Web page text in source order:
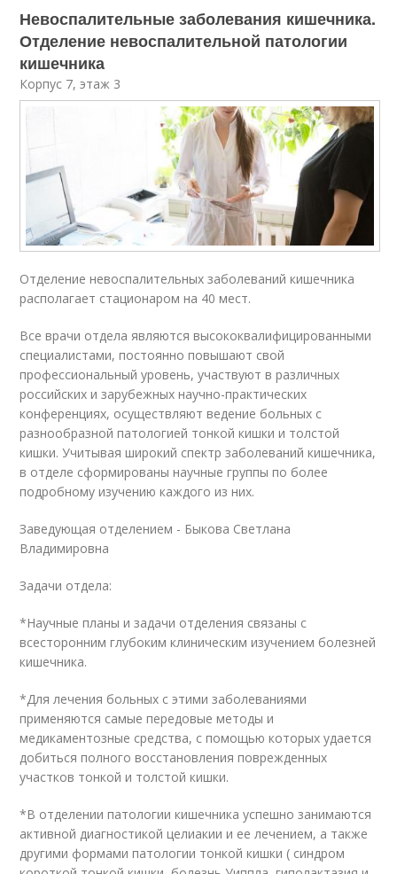
Невоспалительные заболевания кишечника.
Отделение невоспалительной патологии
кишечника
Корпус 7, этаж 3
Отделение невоспалительных заболеваний кишечника
располагает стационаром на 40 мест.
Все врачи отдела являются высококвалифицированными
специалистами, постоянно повышают свой
профессиональный уровень, участвуют в различных
российских и зарубежных научно-практических
конференциях, осуществляют ведение больных с
разнообразной патологией тонкой кишки и толстой
кишки. Учитывая широкий спектр заболеваний кишечника,
в отделе сформированы научные группы по более
подробному изучению каждого из них.
Заведующая отделением - Быкова Светлана
Владимировна
Задачи отдела:
*Научные планы и задачи отделения связаны с
всесторонним глубоким клиническим изучением болезней
кишечника.
*Для лечения больных с этими заболеваниями
применяются самые передовые методы и
медикаментозные средства, с помощью которых удается
добиться полного восстановления поврежденных
участков тонкой и толстой кишки.
*В отделении патологии кишечника успешно занимаются
активной диагностикой целиакии и ее лечением, а также
другими формами патологии тонкой кишки ( синдром